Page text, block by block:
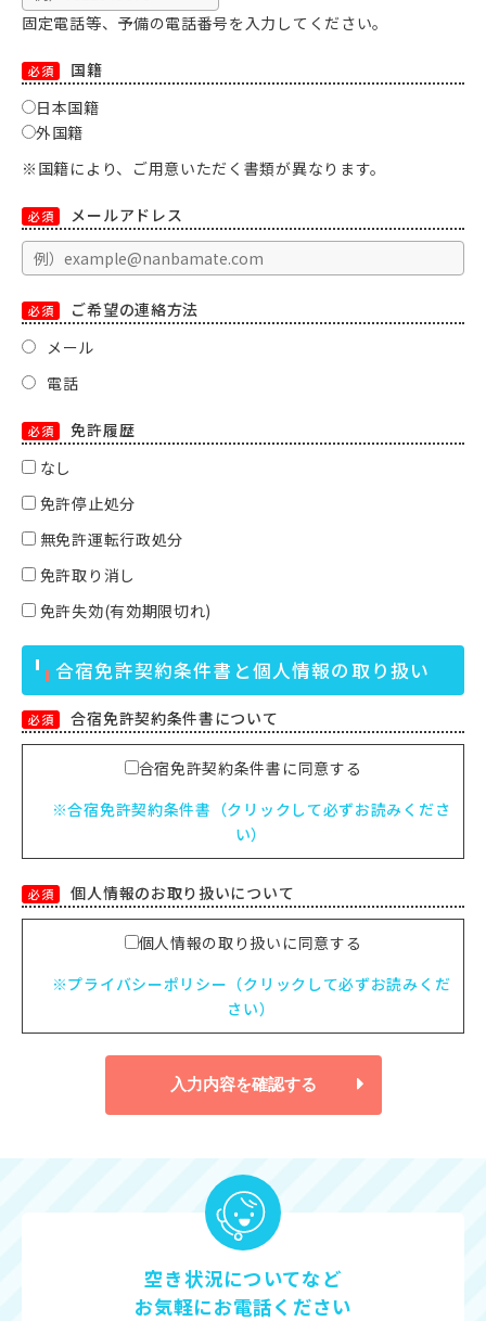
固定電話等、予備の電話番号を入力してください。
必須
国籍
日本国籍
外国籍
※国籍により、ご用意いただく書類が異なります。
必須 メールアドレス
必須
ご希望の連絡方法
メール
電話
必須
免許履歴
なし
免許停止処分
無免許運転行政処分
免許取り消し
免許失効(有効期限切れ)
合宿免許契約条件書と個人情報の取り扱い
必須 合宿免許契約条件書について
合宿免許契約条件書に同意する
※合宿免許契約条件書（クリックして必ずお読みくださ
い）
必須 個人情報のお取り扱いについて
個人情報の取り扱いに同意する
※プライバシーポリシー（クリックして必ずお読みくだ
さい）
入力内容を確認する
空き状況についてなど
お気軽にお電話ください